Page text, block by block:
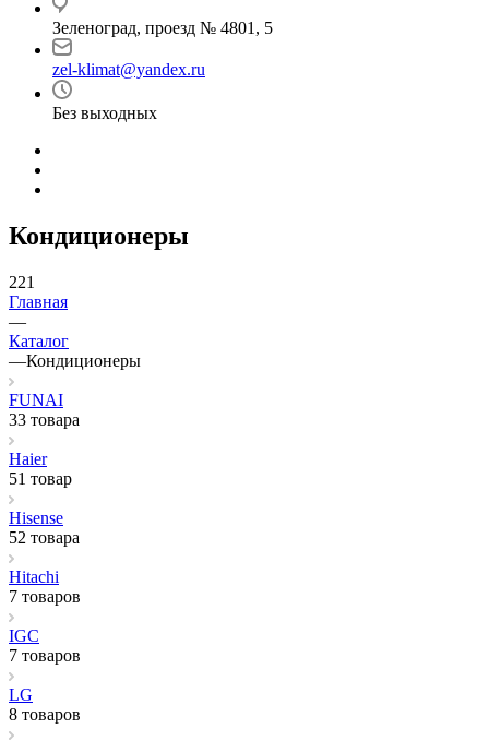
Зеленоград, проезд № 4801, 5
zel-klimat@yandex.ru
Без выходных
Кондиционеры
221
Главная
—
Каталог
—Кондиционеры
FUNAI
33 товара
Haier
51 товар
Hisense
52 товара
Hitachi
7 товаров
IGC
7 товаров
LG
8 товаров